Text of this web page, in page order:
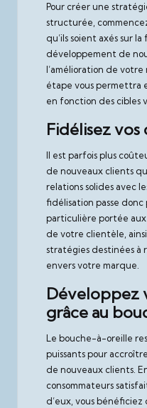
Pour créer une
structurée,
qu’ils soient axés sur
développement de
l’amélioration de
étape vous permettra
en fonction des cibles
Fidélisez vos
Il est parfois plus
de nouveaux clients
relations solides avec
fidélisation passe
particulière portée
de votre clientèle,
stratégies destinées à
envers votre marque.
Développez
grâce au
Le bouche-à-oreille
puissants pour
de nouveaux clients.
consommateurs
d’eux, vous